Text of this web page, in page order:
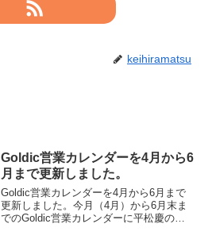
keihiramatsu
Goldic営業カレンダーを4月から6
月まで更新しました。
Goldic営業カレンダーを4月から6月まで
更新しました。今月（4月）から6月末ま
でのGoldic営業カレンダーに平松慶の所